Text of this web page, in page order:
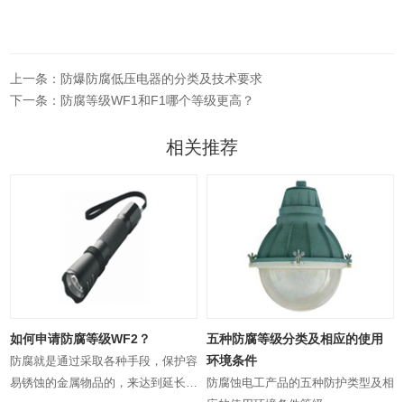
上一条：防爆防腐低压电器的分类及技术要求
下一条：防腐等级WF1和F1哪个等级更高？
相关推荐
如何申请防腐等级WF2？
防腐就是通过采取各种手段，保护容
易锈蚀的金属物品的，来达到延长其
五种防腐等级分类及相应的使用
环境条件
防腐蚀电工产品的五种防护类型及相